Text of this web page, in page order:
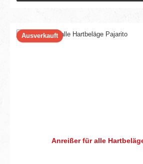
Ausverkauft
Anreißer für alle